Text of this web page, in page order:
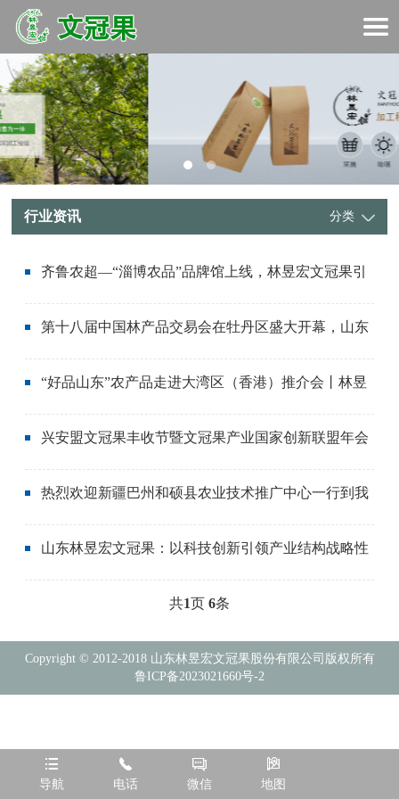

导航

电话

微信

地图
行业资讯 分类
齐鲁农超—“淄博农品”品牌馆上线，林昱宏文冠果引
领农业新风尚，共谋农业发展新篇章
第十八届中国林产品交易会在牡丹区盛大开幕，山东
林昱宏文冠果股份有限公司引领风潮！
“好品山东”农产品走进大湾区（香港）推介会丨林昱
宏文冠果惊艳亮相
兴安盟文冠果丰收节暨文冠果产业国家创新联盟年会
圆满落幕
热烈欢迎新疆巴州和硕县农业技术推广中心一行到我
公司基地参观考察！
山东林昱宏文冠果：以科技创新引领产业结构战略性
转变
共1页 6条
Copyright © 2012-2018 山东林昱宏文冠果股份有限公司版权所有
鲁ICP备2023021660号-2